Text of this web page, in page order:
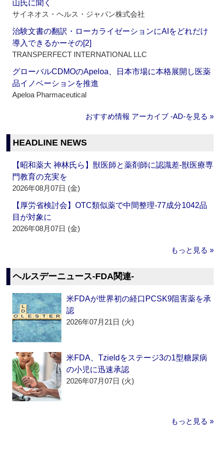
山氏に聞く
サイネオス・ヘルス・ジャパン株式会社
治験文書の翻訳・ローカライゼーションにAIをどれだけ
導入できるかーその[2]
TRANSPERFECT INTERNATIONAL LLC
グローバルCDMOのApeloa、日本市場に本格展開し医薬
品イノベーションを推進
Apeloa Pharmaceutical
おすすめ情報 アーカイブ ‐AD‐を見る »
HEADLINE NEWS
【昭和薬大 神林氏ら】獣医師と薬剤師に認識差‐獣医療専
門教育の充実を
2026年08月07日 (金)
【厚労省検討会】OTC類似薬で中間整理‐77成分1042品
目が対象に
2026年08月07日 (金)
もっと見る »
ヘルスデーニュース‐FDA関連‐
米FDAが世界初の経口PCSK9阻害薬を承
認
2026年07月21日 (火)
米FDA、Tzieldをステージ3の1型糖尿病
の小児に迅速承認
2026年07月07日 (火)
もっと見る »